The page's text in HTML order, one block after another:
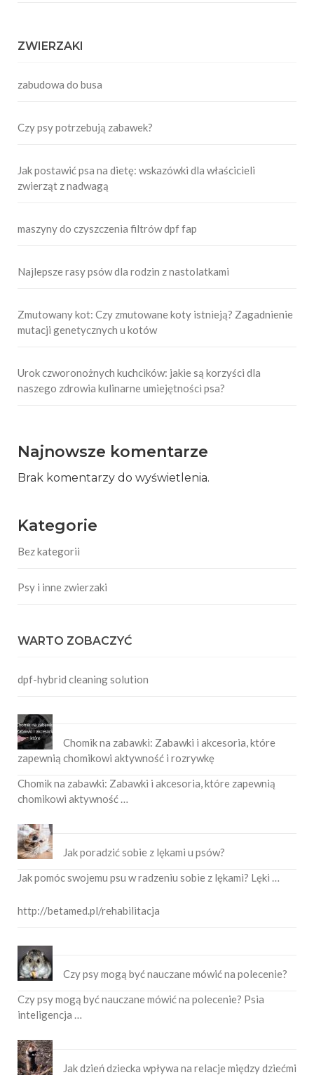
ZWIERZAKI
zabudowa do busa
Czy psy potrzebują zabawek?
Jak postawić psa na dietę: wskazówki dla właścicieli
zwierząt z nadwagą
maszyny do czyszczenia filtrów dpf fap
Najlepsze rasy psów dla rodzin z nastolatkami
Zmutowany kot: Czy zmutowane koty istnieją? Zagadnienie
mutacji genetycznych u kotów
Urok czworonożnych kuchcików: jakie są korzyści dla
naszego zdrowia kulinarne umiejętności psa?
Najnowsze komentarze
Brak komentarzy do wyświetlenia.
Kategorie
Bez kategorii
Psy i inne zwierzaki
WARTO ZOBACZYĆ
dpf-hybrid cleaning solution
Chomik na zabawki: Zabawki i akcesoria, które
zapewnią chomikowi aktywność i rozrywkę
Chomik na zabawki: Zabawki i akcesoria, które zapewnią
chomikowi aktywność …
Jak poradzić sobie z lękami u psów?
Jak pomóc swojemu psu w radzeniu sobie z lękami? Lęki …
http://betamed.pl/rehabilitacja
Czy psy mogą być nauczane mówić na polecenie?
Czy psy mogą być nauczane mówić na polecenie? Psia
inteligencja …
Jak dzień dziecka wpływa na relacje między dziećmi